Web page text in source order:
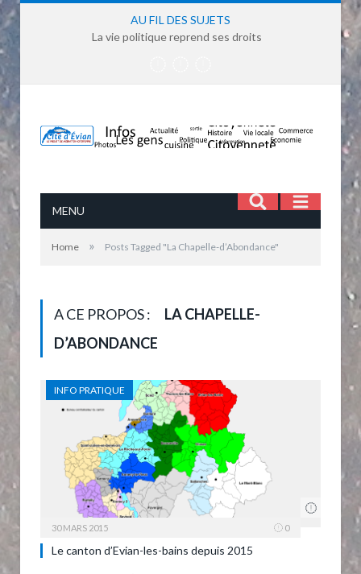
AU FIL DES SUJETS
La vie politique reprend ses droits
MENU
Home » Posts Tagged "La Chapelle-d’Abondance"
A CE PROPOS :
LA CHAPELLE-
D’ABONDANCE
INFO PRATIQUE
30 MARS 2015 0
Le canton d’Evian-les-bains depuis 2015